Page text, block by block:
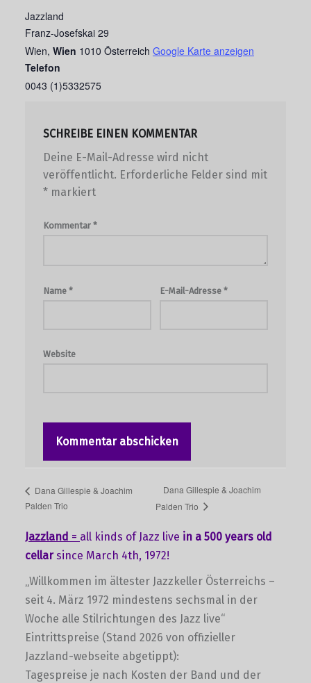
Jazzland
Franz-Josefskai 29
Wien, Wien 1010 Österreich Google Karte anzeigen
Telefon
0043 (1)5332575
SCHREIBE EINEN KOMMENTAR
Deine E-Mail-Adresse wird nicht
veröffentlicht. Erforderliche Felder sind mit
*markiert
Kommentar *
Name * E-Mail-Adresse*
Website
Dana Gillespie & Joachim
Palden Trio
Dana Gillespie & Joachim
Palden Trio
Jazzland = all kinds of Jazz live in a 500 years old
cellarsince March 4th, 1972!
„Willkommen im ältester Jazzkeller Österreichs –
seit 4. März 1972 mindestens sechsmal in der
Woche alle Stilrichtungen des Jazz live“
Eintrittspreise (Stand 2026 von offizieller
Jazzland-webseite abgetippt):
Tagespreise je nach Kosten der Band und der